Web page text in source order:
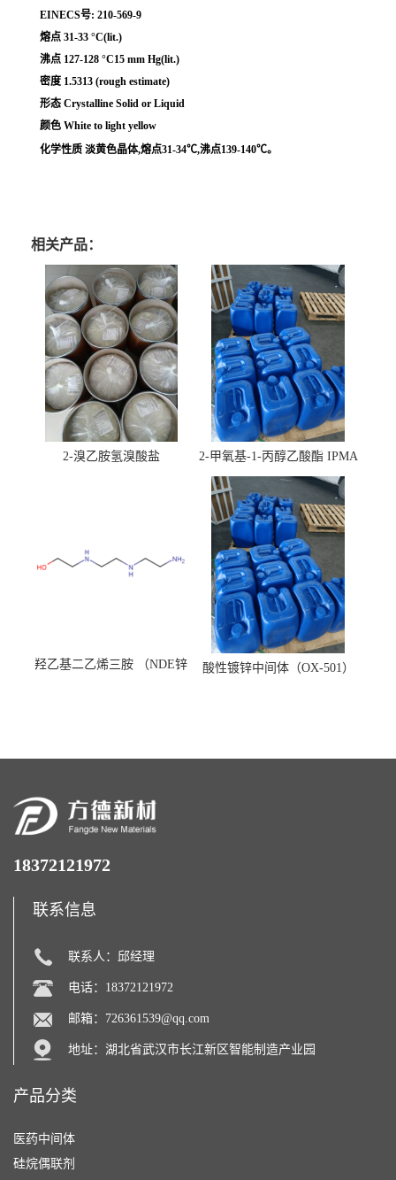
EINECS号: 210-569-9
熔点 31-33 °C(lit.)
沸点 127-128 °C15 mm Hg(lit.)
密度 1.5313 (rough estimate)
形态 Crystalline Solid or Liquid
颜色 White to light yellow
化学性质 淡黄色晶体,熔点31-34℃,沸点139-140℃。
相关产品：
2-溴乙胺氢溴酸盐 2-甲氧基-1-丙醇乙酸酯 IPMA
羟乙基二乙烯三胺 （NDE锌
酸性镀锌中间体（OX-501）
18372121972
联系信息
联系人：邱经理
电话：18372121972
邮箱： 726361539@qq.com
地址：湖北省武汉市长江新区智能制造产业园
产品分类
医药中间体
硅烷偶联剂